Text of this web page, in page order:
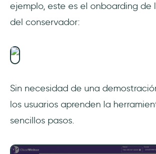
ejemplo, este es el onboarding de
del conservador:
Sin necesidad de una
los usuarios aprenden la
sencillos pasos.